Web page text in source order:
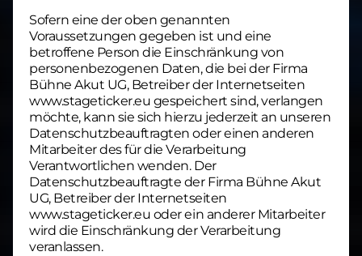
Sofern eine der oben genannten
Voraussetzungen gegeben ist und eine
betroffene Person die Einschränkung von
personenbezogenen Daten, die bei der Firma
Bühne Akut UG, Betreiber der Internetseiten
www.stageticker.eu gespeichert sind, verlangen
möchte, kann sie sich hierzu jederzeit an unseren
Datenschutzbeauftragten oder einen anderen
Mitarbeiter des für die Verarbeitung
Verantwortlichen wenden. Der
Datenschutzbeauftragte der Firma Bühne Akut
UG, Betreiber der Internetseiten
www.stageticker.eu oder ein anderer Mitarbeiter
wird die Einschränkung der Verarbeitung
veranlassen.